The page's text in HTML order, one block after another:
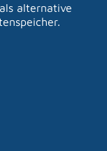
alternative